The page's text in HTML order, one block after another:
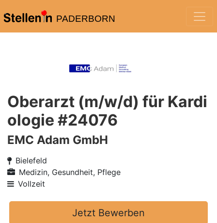
PADERBORN
Oberarzt (m/w/d) für Kardi
ologie #24076
EMC Adam GmbH
Bielefeld
Medizin, Gesundheit, Pflege
Vollzeit
Jetzt Bewerben